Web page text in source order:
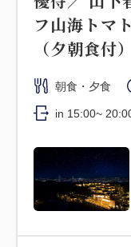
フ山海トマ
（夕朝食付）
朝食・夕食
in 15:00~